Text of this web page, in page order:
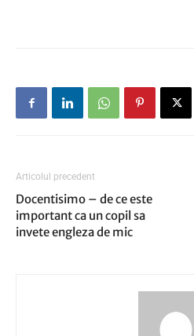
Articolul precedent
Docentisimo – de ce este
important ca un copil sa
invete engleza de mic